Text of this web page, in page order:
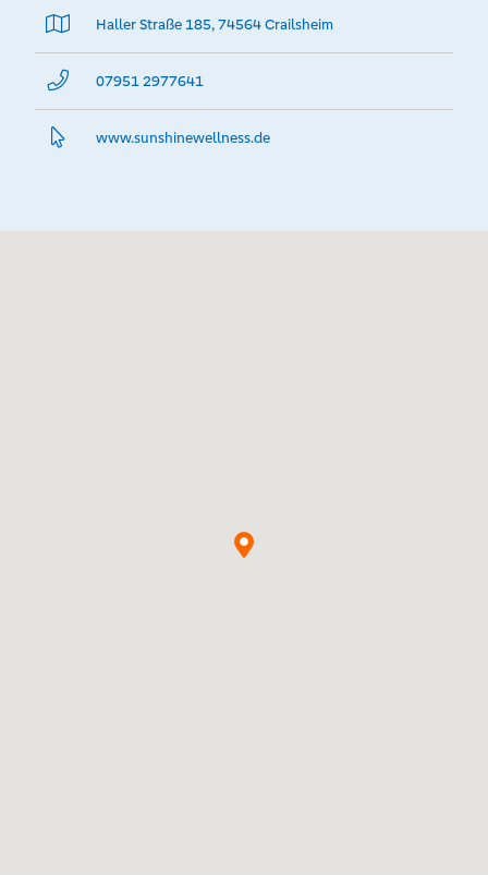
Haller Straße 185, 74564 Crailsheim
07951 2977641
www.­sunshinewellness.­de